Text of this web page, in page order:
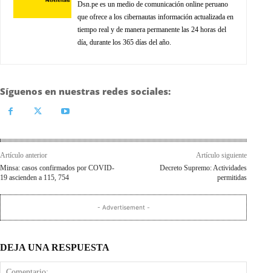
Dsn.pe es un medio de comunicación online peruano
que ofrece a los cibernautas información actualizada en
tiempo real y de manera permanente las 24 horas del
día, durante los 365 días del año.
Síguenos en nuestras redes sociales:
Artículo anterior
Minsa: casos confirmados por COVID-
19 ascienden a 115, 754
Artículo siguiente
Decreto Supremo: Actividades
permitidas
- Advertisement -
DEJA UNA RESPUESTA